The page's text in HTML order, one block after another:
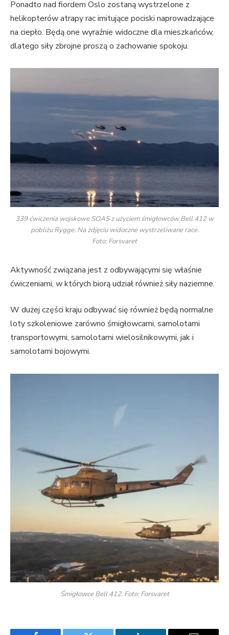
Ponadto nad fiordem Oslo zostaną wystrzelone z
helikopterów atrapy rac imitujące pociski naprowadzające
na ciepło. Będą one wyraźnie widoczne dla mieszkańców,
dlatego siły zbrojne proszą o zachowanie spokoju.
339 ćwiczenia wojskowe SOAS z użyciem śmigłowców Bell 412 w
pobliżu Rygge. Na zdjęciu widoczne wystrzeliwane race.
Foto: Forsvaret
Aktywność związana jest z odbywającymi się właśnie
ćwiczeniami, w których biorą udział również siły naziemne.
W dużej części kraju odbywać się również będą normalne
loty szkoleniowe zarówno śmigłowcami, samolotami
transportowymi, samolotami wielosilnikowymi, jak i
samolotami bojowymi.
Śmigłowce Bell 412. Foto: Forsvaret